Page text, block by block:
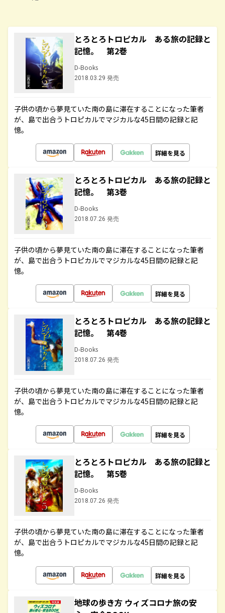
とろとろトロピカル ある旅の記録と
記憶。 第2巻
D-Books
2018.03.29 発売
子供の頃から夢見ていた南の島に滞在することになった筆者
が、島で出合うトロピカルでマジカルな45日間の記録と記
憶。
詳細を見る
とろとろトロピカル ある旅の記録と
記憶。 第3巻
D-Books
2018.07.26 発売
子供の頃から夢見ていた南の島に滞在することになった筆者
が、島で出合うトロピカルでマジカルな45日間の記録と記
憶。
詳細を見る
とろとろトロピカル ある旅の記録と
記憶。 第4巻
D-Books
2018.07.26 発売
子供の頃から夢見ていた南の島に滞在することになった筆者
が、島で出合うトロピカルでマジカルな45日間の記録と記
憶。
詳細を見る
とろとろトロピカル ある旅の記録と
記憶。 第5巻
D-Books
2018.07.26 発売
子供の頃から夢見ていた南の島に滞在することになった筆者
が、島で出合うトロピカルでマジカルな45日間の記録と記
憶。
詳細を見る
地球の歩き方 ウィズコロナ旅の安